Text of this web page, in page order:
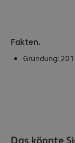
Fakten.
Gründung:
Das könnte